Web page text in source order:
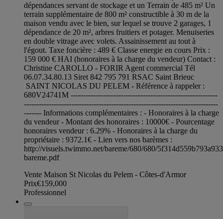
dépendances servant de stockage et un Terrain de 485 m² Un
terrain supplémentaire de 800 m² constructible à 30 m de la
maison vendu avec le bien, sur lequel se trouve 2 garages, 1
dépendance de 20 m², arbres fruitiers et potager. Menuiseries
en double vitrage avec volets. Assainissement au tout à
l'égout. Taxe foncière : 489 € Classe energie en cours Prix :
159 000 € HAI (honoraires à la charge du vendeur) Contact :
Christine CAROLLO - FORIR Agent commercial Tél
06.07.34.80.13 Siret 842 795 791 RSAC Saint Brieuc
SAINT NICOLAS DU PELEM - Référence à rappeler :
680V24741M -----------------------------------------------------------
------------------------------------------------------------------------------
------- Informations complémentaires : - Honoraires à la charge
du vendeur - Montant des honoraires : 10000€ - Pourcentage
honoraires vendeur : 6.29% - Honoraires à la charge du
propriétaire : 9372.1€ - Lien vers nos barèmes :
http://visuels.twimmo.net/bareme/680/680/
bareme.pdf
Vente Maison St Nicolas du Pelem - Côtes-d'Armor
Prix€159,000
Professionnel